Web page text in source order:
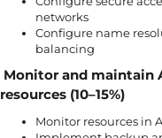
networks
Configure name
balancing
Monitor and maintain
resources (10–15%)
Monitor resources in